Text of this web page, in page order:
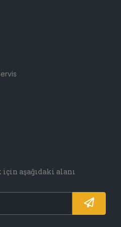
aşağıdaki alanı